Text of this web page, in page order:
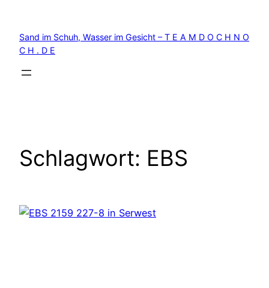
springen
Sand im Schuh, Wasser im Gesicht – T E A M D O C H N O
C H . D E
Schlagwort: EBS